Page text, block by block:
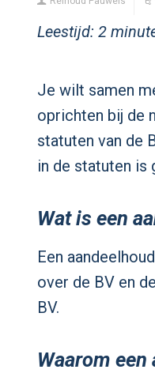
Leestijd: 2
Je wilt samen
oprichten bij de
statuten van de
in de statuten is
Wat is een
Een
over de BV en
BV.
Waarom